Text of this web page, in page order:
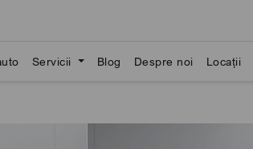
Servicii Blog Despre noi Locații